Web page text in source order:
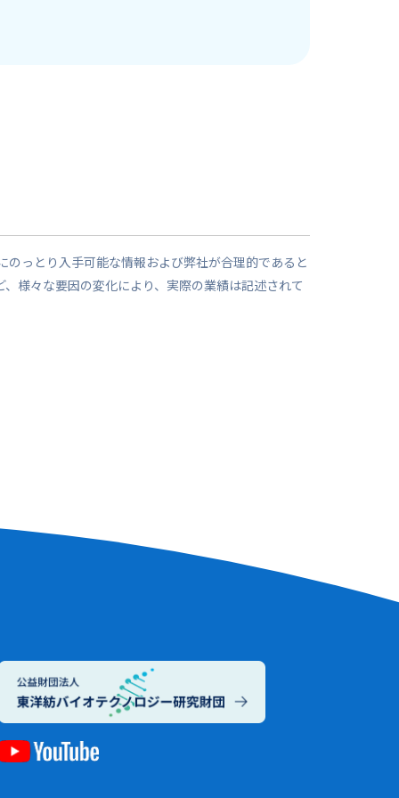
っとり入手可能な情報および弊社が合理的であると
様々な要因の変化により、実際の業績は記述されて